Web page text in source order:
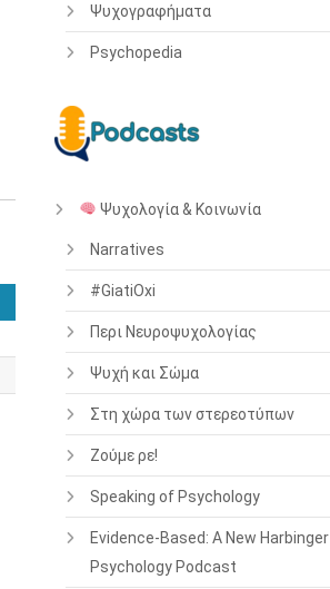
Ψυχογραφήματα
Psychopedia
Ψυχολογία & Κοινωνία
Narratives
#GiatiOxi
Περι Νευροψυχολογίας
Ψυχή και Σώμα
Στη χώρα των στερεοτύπων
Ζούμε ρε!
Speaking of Psychology
Evidence-Based: A New Harbinger
Psychology Podcast